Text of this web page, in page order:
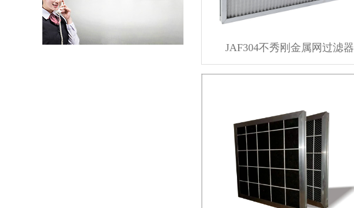
JAF304不秀刚金属网过滤器